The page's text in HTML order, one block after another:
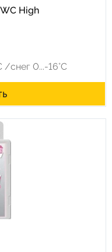
High
/снег 0...-16°C